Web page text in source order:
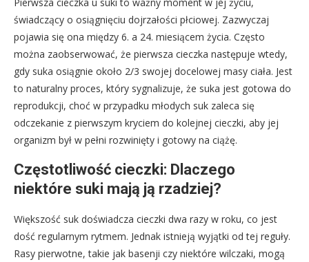
świadczący o osiągnięciu dojrzałości płciowej. Zazwyczaj
pojawia się ona między 6. a 24. miesiącem życia. Często
można zaobserwować, że pierwsza cieczka następuje wtedy,
gdy suka osiągnie około 2/3 swojej docelowej masy ciała. Jest
to naturalny proces, który sygnalizuje, że suka jest gotowa do
reprodukcji, choć w przypadku młodych suk zaleca się
odczekanie z pierwszym kryciem do kolejnej cieczki, aby jej
organizm był w pełni rozwinięty i gotowy na ciążę.
Częstotliwość cieczki: Dlaczego
niektóre suki mają ją rzadziej?
Większość suk doświadcza cieczki dwa razy w roku, co jest
dość regularnym rytmem. Jednak istnieją wyjątki od tej reguły.
Rasy pierwotne, takie jak basenji czy niektóre wilczaki, mogą